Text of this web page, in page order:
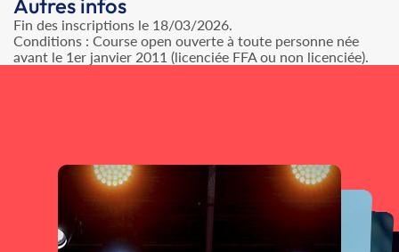
Autres infos
Fin des inscriptions le 18/03/2026.
Conditions : Course open ouverte à toute personne née
avant le 1er janvier 2011 (licenciée FFA ou non licenciée).